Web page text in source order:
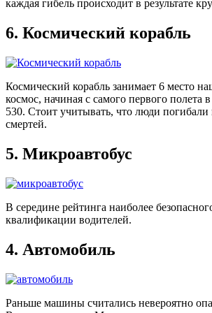
каждая гибель происходит в результате
6. Космический корабль
Космический корабль занимает 6 место
космос, начиная с самого первого полета
530. Стоит учитывать, что люди
смертей.
5. Микроавтобус
В середине рейтинга наиболее
квалификации водителей.
4. Автомобиль
Раньше машины считались невероятно